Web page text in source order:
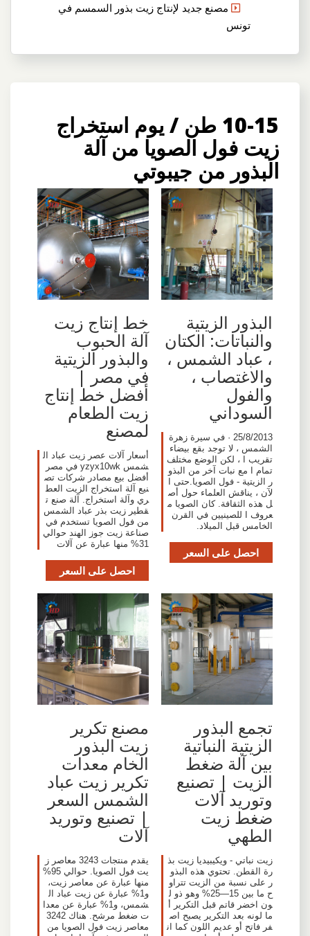
مصنع جديد لإنتاج زيت بذور السمسم في
تونس
10-15 طن / يوم استخراج
زيت فول الصويا من آلة
البذور من جيبوتي
البذور الزيتية
والنباتات: الكتان
، عباد الشمس ،
والاغتصاب ،
والفول
السوداني
25/8/2013 · في سيرة زهرة
الشمس ، لا توجد بقع بيضاء
تقريب ا ، لكن الوضع مختلف
تمام ا مع نبات آخر من البذو
ر الزيتية - فول الصويا.حتى ا
لآن ، يناقش العلماء حول أص
ل هذه الثقافة. كان الصويا م
عروف ا للصينيين في القرن
الخامس قبل الميلاد.
احصل على السعر
خط إنتاج زيت
آلة الحبوب
والبذور الزيتية
في مصر |
أفضل خط إنتاج
زيت الطعام
لمصنع
أسعار آلات عصر زيت عباد ال
شمس yzyx10wk في مصر
أفضل بيع مصادر شركات تص
نيع آلة استخراج الزيت العط
ري وآلة استخراج. آلة صنع ت
قطير زيت بذر عباد الشمس
من فول الصويا تستخدم في
صناعة زيت جوز الهند حوالي
31% منها عبارة عن آلات
احصل على السعر
تجمع البذور
الزيتية النباتية
بين آلة ضغط
الزيت | تصنيع
وتوريد آلات
ضغط زيت
الطهي
زيت نباتي - ويكيبيديا زيت بذ
رة القطن. تحتوي هذه البذو
ر على نسبة من الزيت تتراو
ح ما بين 15—25% وهو ذو ل
ون اخضر قاتم قبل التكرير أ
ما لونه بعد التكرير يصبح اص
فر فاتح أو عديم اللون كما ان
مصنع تكرير
زيت البذور
الخام معدات
تكرير زيت عباد
الشمس السعر
| تصنيع وتوريد
آلات
يقدم منتجات 3243 معاصر ز
يت فول الصويا. حوالي 95%
منها عبارة عن معاصر زيت،
و1% عبارة عن زيت عباد ال
شمس، و1% عبارة عن معدا
ت ضغط مرشح. هناك 3242
معاصر زيت فول الصويا من